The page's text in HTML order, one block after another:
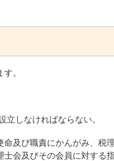
。
しなければならない。
及び職責にかんがみ、税
会及びその会員に対する